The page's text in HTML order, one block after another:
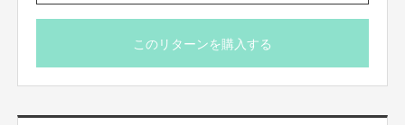
日時 2020年3月8日（日）10時〜12時
場所 姫路みたい編集部 スタジオ
す。内容はYouTube（リンクは下記）でご覧いただき 参考に
このリターンを購入する